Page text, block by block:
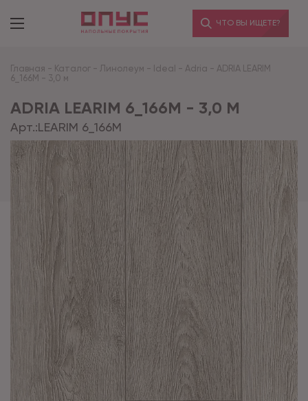
ЧТО ВЫ ИЩЕТЕ?
Главная - Каталог - Линолеум - Ideal - Adria - ADRIA LEARIM
6_166M - 3,0 м
ADRIA LEARIM 6_166M - 3,0 М
Арт.:LEARIM 6_166M